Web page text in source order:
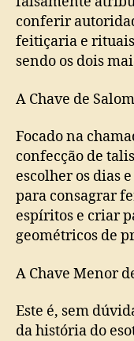
conferir
feitiçaria e
sendo os dois
A Chave de
Focado na
confecção de
escolher os dias
para consagrar
espíritos e criar
geométricos de
A Chave Menor
Este é, sem
da história do